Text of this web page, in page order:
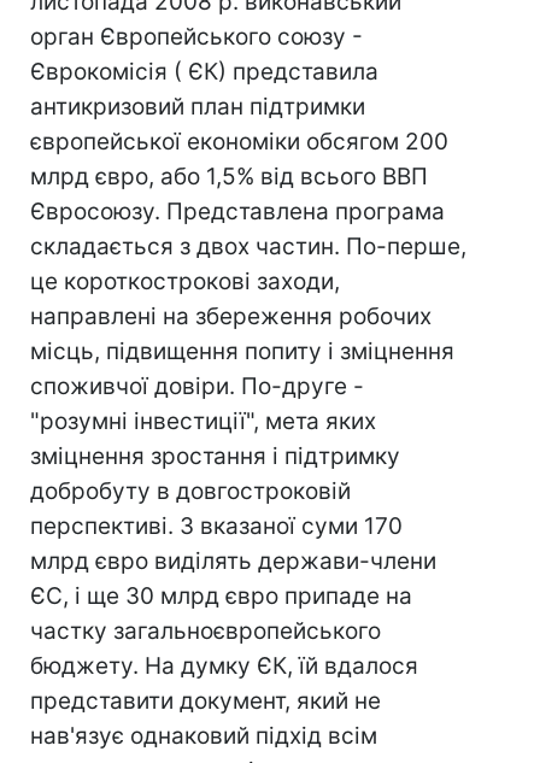
орган Європейського союзу -
Єврокомісія ( ЄК) представила
антикризовий план підтримки
європейської економіки обсягом 200
млрд євро, або 1,5% від всього ВВП
Євросоюзу. Представлена програма
складається з двох частин. По-перше,
це короткострокові заходи,
направлені на збереження робочих
місць, підвищення попиту і зміцнення
споживчої довіри. По-друге -
"розумні інвестиції", мета яких
зміцнення зростання і підтримку
добробуту в довгостроковій
перспективі. З вказаної суми 170
млрд євро виділять держави-члени
ЄС, і ще 30 млрд євро припаде на
частку загальноєвропейського
бюджету. На думку ЄК, їй вдалося
представити документ, який не
нав'язує однаковий підхід всім